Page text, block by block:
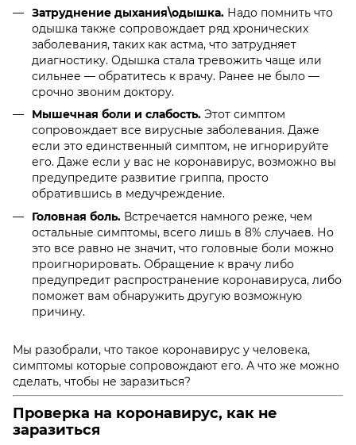
Затруднение дыхания\одышка. Надо помнить что
одышка также сопровождает ряд хронических
заболевания, таких как астма, что затрудняет
диагностику. Одышка стала тревожить чаще или
сильнее — обратитесь к врачу. Ранее не было —
срочно звоним доктору.
Мышечная боли и слабость. Этот симптом
сопровождает все вирусные заболевания. Даже
если это единственный симптом, не игнорируйте
его. Даже если у вас не коронавирус, возможно вы
предупредите развитие гриппа, просто
обратившись в медучреждение.
Головная боль. Встречается намного реже, чем
остальные симптомы, всего лишь в 8% случаев. Но
это все равно не значит, что головные боли можно
проигнорировать. Обращение к врачу либо
предупредит распространение коронавируса, либо
поможет вам обнаружить другую возможную
причину.
Мы разобрали, что такое коронавирус у человека,
симптомы которые сопровождают его. А что же можно
сделать, чтобы не заразиться?
Проверка на коронавирус, как не
заразиться